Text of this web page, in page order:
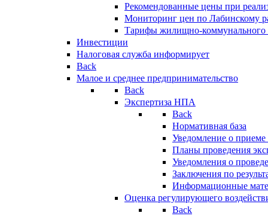
Рекомендованные цены при
Мониторинг цен по Лабинскому
Тарифы жилищно-коммунального
Инвестиции
Налоговая служба информирует
Back
Малое и среднее предпринимательство
Back
Экспертиза НПА
Back
Нормативная база
Уведомление о
Планы проведения
Уведомления о
Заключения по
Информационные
Оценка регулирующего
Back